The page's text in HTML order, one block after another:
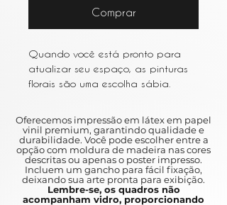
Comprar
Quando você está pronto para
atualizar seu espaço, as pinturas
florais são uma escolha sábia.
leve e arejada.
When you are ready to upgrade
your space, floral paintings are a
wise choice.
Choose an impressionist style or
Oferecemos impressão em látex em papel
vinil premium, garantindo qualidade e
durabilidade. Você pode escolher entre a
opção com moldura de madeira nas cores
descritas ou apenas o poster impresso.
Incluem um gancho para fácil fixação,
deixando sua arte pronta para exibição.
Lembre-se, os quadros não
acompanham vidro, proporcionando